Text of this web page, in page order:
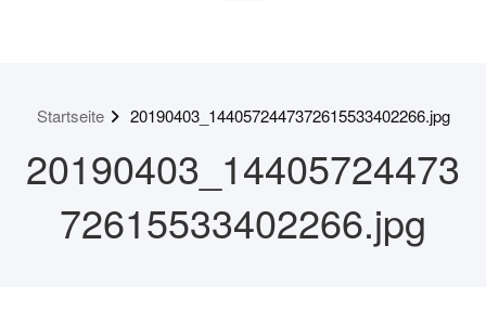
Startseite 20190403_1440572447372615533402266.jpg
20190403_14405724473
72615533402266.jpg